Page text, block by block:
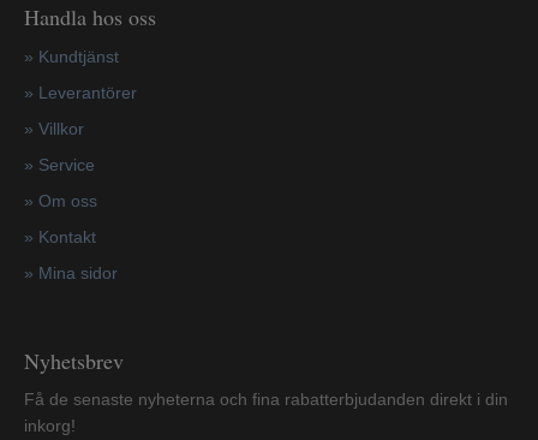
Handla hos oss
» Kundtjänst
» Leverantörer
» Villkor
» Service
» Om oss
» Kontakt
» Mina sidor
Nyhetsbrev
Få de senaste nyheterna och fina rabatterbjudanden direkt i din
inkorg!